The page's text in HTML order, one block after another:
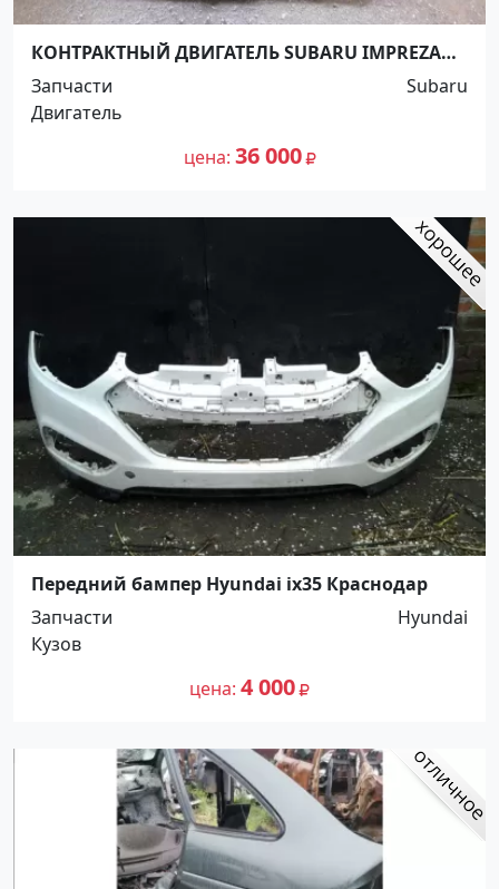
КОНТРАКТНЫЙ ДВИГАТЕЛЬ SUBARU IMPREZA
EJ15 GG2 Краснодар
Запчасти
Subaru
Двигатель
цена 36 000
Передний бампер Hyundai ix35 Краснодар
Запчасти
Hyundai
Кузов
цена 4 000